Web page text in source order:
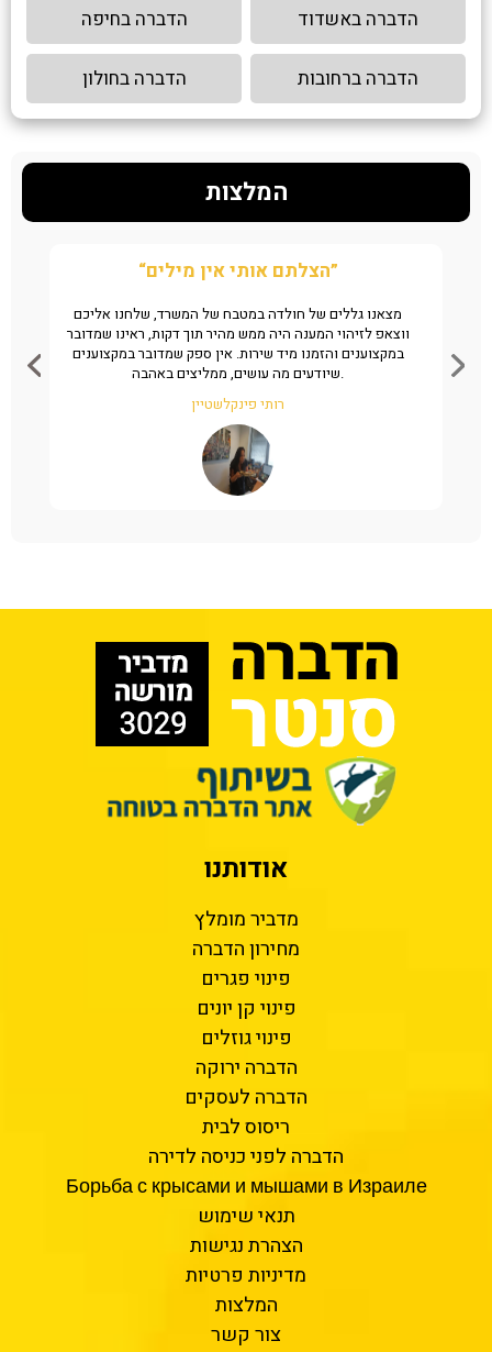
הדברה באשדוד הדברה בחיפה
הדברה ברחובות הדברה בחולון
המלצות
“הצלתם אותי אין מילים”
מצאנו גללים של חולדה במטבח של המשרד, שלחנו אליכם
ווצאפ לזיהוי המענה היה ממש מהיר תוך דקות, ראינו שמדובר
במקצוענים והזמנו מיד שירות. אין ספק שמדובר במקצוענים
שיודעים מה עושים, ממליצים באהבה.
רותי פינקלשטיין
אודותנו
מדביר מומלץ
מחירון הדברה
פינוי פגרים
פינוי קן יונים
פינוי גוזלים
הדברה ירוקה
הדברה לעסקים
ריסוס לבית
הדברה לפני כניסה לדירה
Борьба с крысами и мышами в Израиле
תנאי שימוש
הצהרת נגישות
מדיניות פרטיות
המלצות
צור קשר